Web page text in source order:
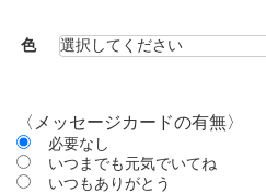
色
〈メッセージカードの有無〉
必要なし
いつまでも元気でいてね
いつもありがとう